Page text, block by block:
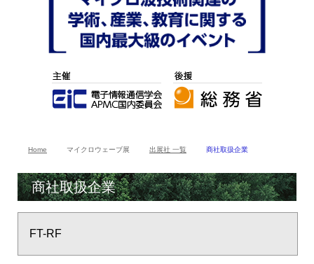
Home マイクロウェーブ展 出展社 一覧 商社取扱企業
商社取扱企業
FT-RF